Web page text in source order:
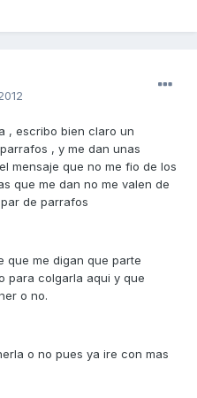
, escribo bien claro un
, y me dan unas
mensaje que no me fio de los
que me dan no me valen de
de parrafos
que me digan que parte
para colgarla aqui y que
o no.
o no pues ya ire con mas